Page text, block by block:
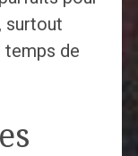
surtout
temps de